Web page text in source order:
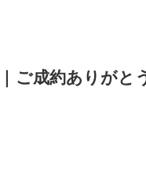
｜ご成約ありが